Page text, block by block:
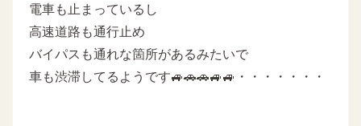
電車も止まっているし
高速道路も通行止め
バイパスも通れな箇所があるみたいで
車も渋滞してるようです🚙🚗🚗🚙🚙・・・・・・・